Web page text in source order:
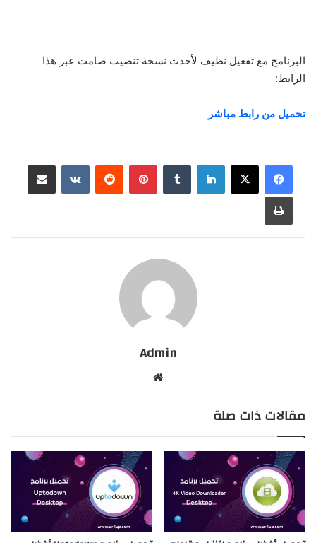
البرنامج مع تفعيل نظيف لأحدث نسخة تنصيب صامت عبر هذا
الرابط:
تحميل من رابط مباشر
لينكدإن بينتيريست مشاركة عبر البريد
طباعة
Admin
مقالات ذات صلة